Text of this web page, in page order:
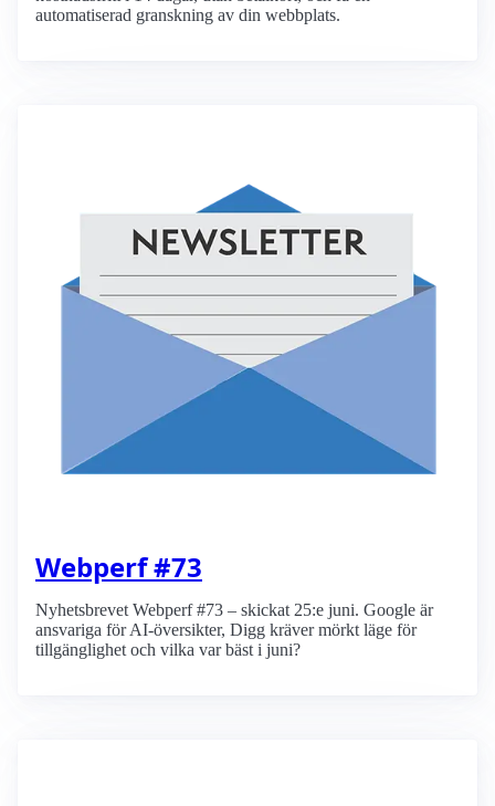
automatiserad granskning av din webbplats.
Webperf #73
Nyhetsbrevet Webperf #73 – skickat 25:e juni. Google är
ansvariga för AI-översikter, Digg kräver mörkt läge för
tillgänglighet och vilka var bäst i juni?